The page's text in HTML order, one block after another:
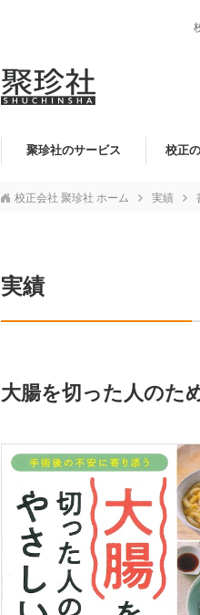
聚珍社のサービス 校正
校正会社 聚珍社 ホーム 実績
実績
大腸を切った人のた